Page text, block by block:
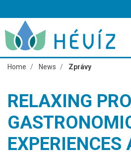
Home News Zprávy
RELAXING
EXPERIENCES